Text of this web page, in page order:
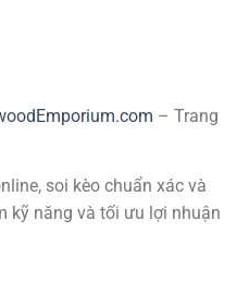
– Trang
soi kèo chuẩn xác và
kỹ năng và tối ưu lợi nhuận